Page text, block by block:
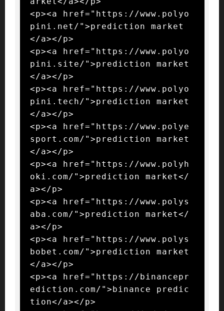
<p><a href="https://www.polyo
pini.net/">prediction market
</a></p>
<p><a href="https://www.polyo
pini.site/">prediction market
</a></p>
<p><a href="https://www.polyo
pini.tech/">prediction market
</a></p>
<p><a href="https://www.polye
sport.com/">prediction market
</a></p>
<p><a href="https://www.polyh
oki.com/">prediction market</
a></p>
<p><a href="https://www.polys
aba.com/">prediction market</
a></p>
<p><a href="https://www.polys
bobet.com/">prediction market
</a></p>
<p><a href="https://binancepr
ediction.com/">binance predic
tion</a></p>